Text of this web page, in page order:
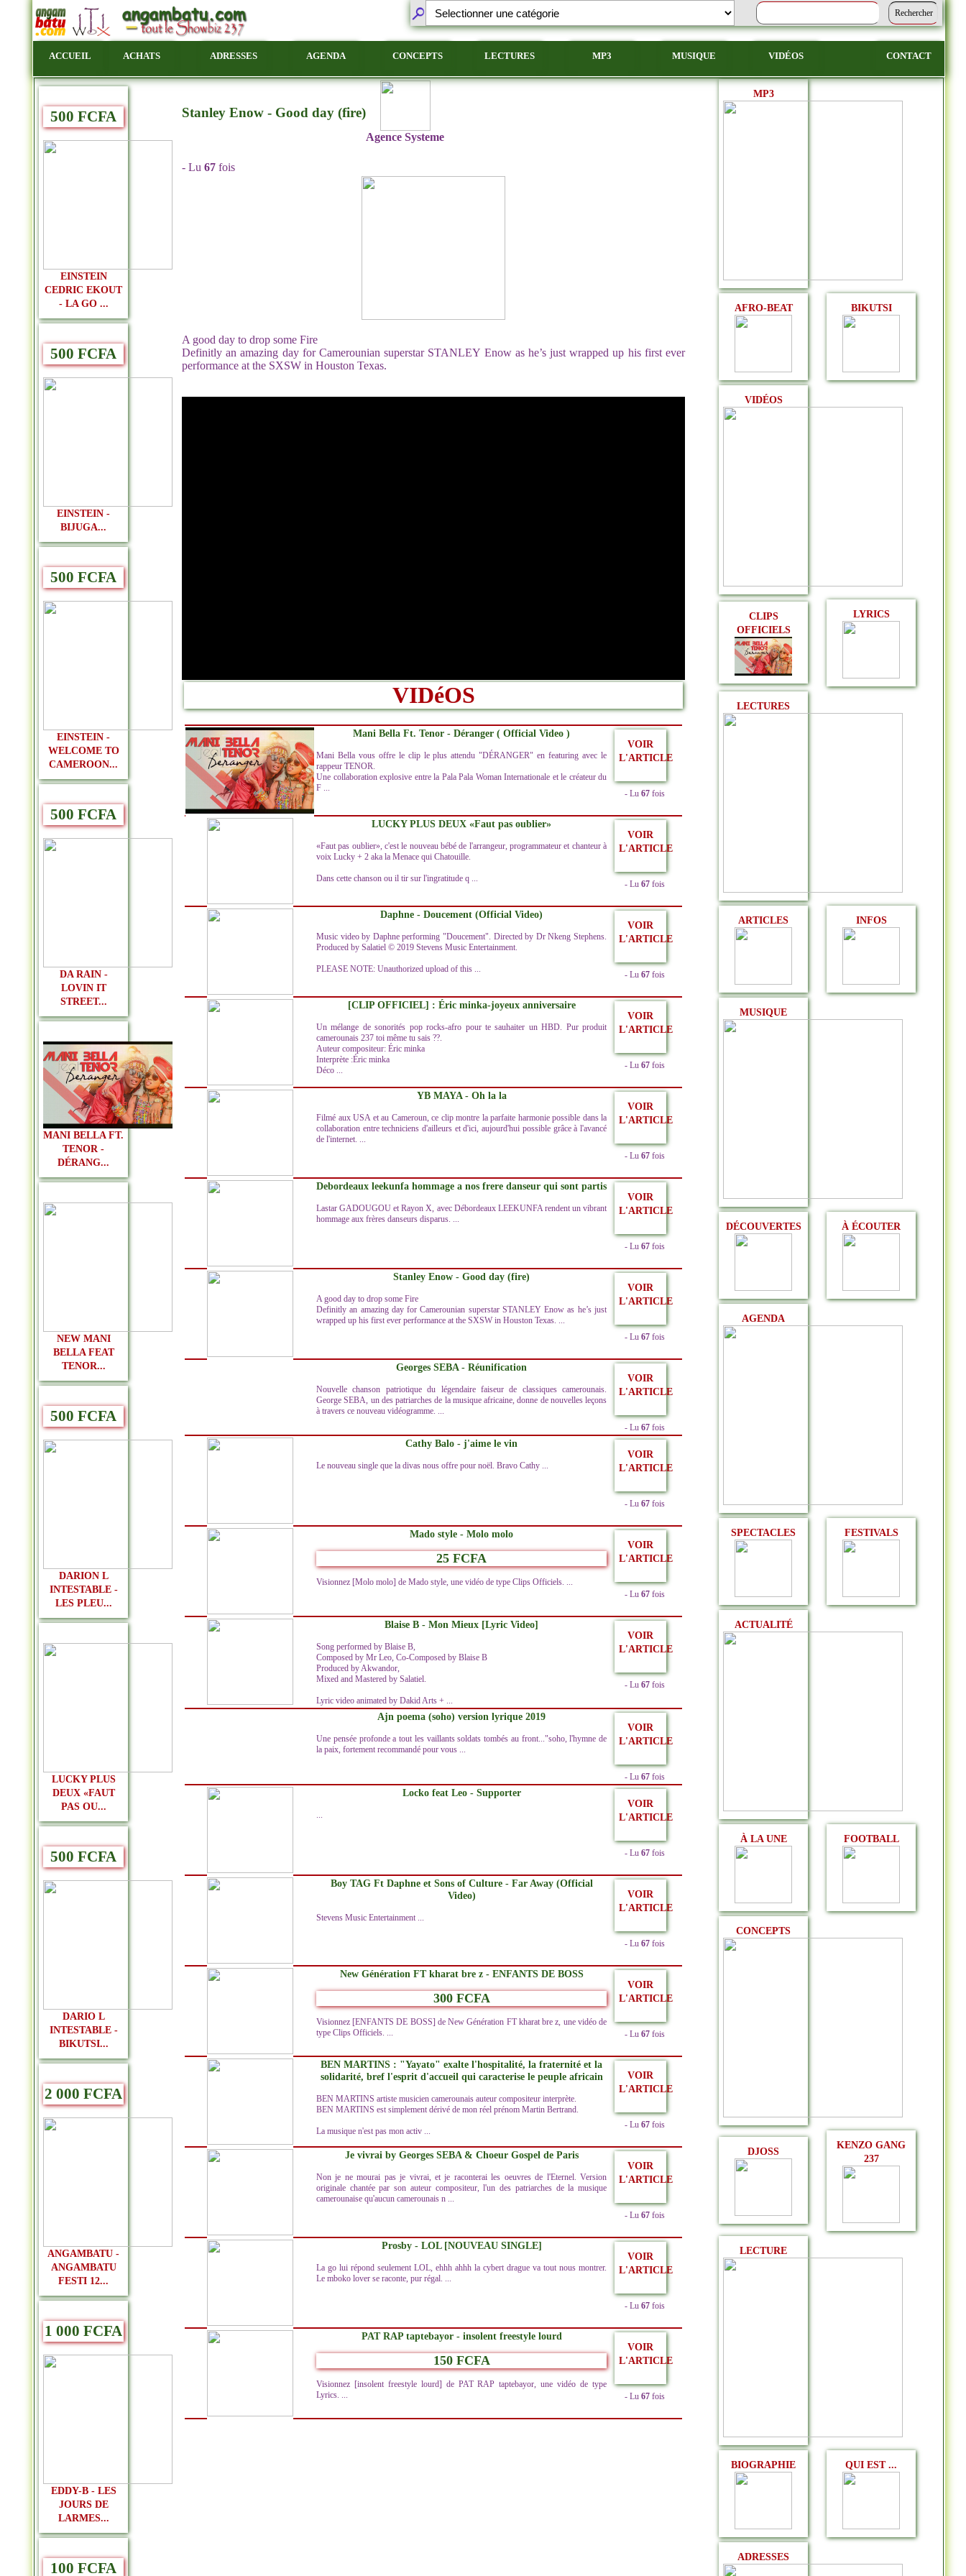
ACCUEIL ACHATS ADRESSES AGENDA CONCEPTS LECTURES MP3 MUSIQUE VIDÉOS CONTACT
500 FCFA
EINSTEIN
CEDRIC EKOUT
- LA GO ...
500 FCFA
EINSTEIN -
BIJUGA...
500 FCFA
EINSTEIN -
WELCOME TO
CAMEROON...
500 FCFA
DA RAIN -
LOVIN IT
STREET...
MANI BELLA FT.
TENOR -
DÉRANG...
NEW MANI
BELLA FEAT
TENOR...
500 FCFA
DARION L
INTESTABLE -
LES PLEU...
LUCKY PLUS
DEUX «FAUT
PAS OU...
500 FCFA
DARIO L
INTESTABLE -
BIKUTSI...
2 000 FCFA
ANGAMBATU -
ANGAMBATU
FESTI 12...
1 000 FCFA
EDDY-B - LES
JOURS DE
LARMES...
100 FCFA
Stanley Enow - Good day (fire)
Agence Systeme
- Lu 67 fois
A good day to drop some Fire
Definitly an amazing day for Camerounian superstar STANLEY Enow as he’s just wrapped up his first ever
performance at the SXSW in Houston Texas.
VIDéOS
Mani Bella Ft. Tenor - Déranger ( Official Video )
Mani Bella vous offre le clip le plus attendu "DÉRANGER" en featuring avec le
rappeur TENOR.
Une collaboration explosive entre la Pala Pala Woman Internationale et le créateur du
F ...
VOIR
L'ARTICLE
- Lu 67 fois
LUCKY PLUS DEUX «Faut pas oublier»
«Faut pas oublier», c'est le nouveau bébé de l'arrangeur, programmateur et chanteur à
voix Lucky + 2 aka la Menace qui Chatouille.
Dans cette chanson ou il tir sur l'ingratitude q ...
VOIR
L'ARTICLE
- Lu 67 fois
Daphne - Doucement (Official Video)
Music video by Daphne performing "Doucement". Directed by Dr Nkeng Stephens.
Produced by Salatiel © 2019 Stevens Music Entertainment.
PLEASE NOTE: Unauthorized upload of this ...
VOIR
L'ARTICLE
- Lu 67 fois
[CLIP OFFICIEL] : Éric minka-joyeux anniversaire
Un mélange de sonorités pop rocks-afro pour te sauhaiter un HBD. Pur produit
camerounais 237 toi même tu sais ??.
Auteur compositeur: Éric minka
Interprète :Éric minka
Déco ...
VOIR
L'ARTICLE
- Lu 67 fois
YB MAYA - Oh la la
Filmé aux USA et au Cameroun, ce clip montre la parfaite harmonie possible dans la
collaboration entre techniciens d'ailleurs et d'ici, aujourd'hui possible grâce à l'avancé
de l'internet. ...
VOIR
L'ARTICLE
- Lu 67 fois
Debordeaux leekunfa hommage a nos frere danseur qui sont partis
Lastar GADOUGOU et Rayon X, avec Débordeaux LEEKUNFA rendent un vibrant
hommage aux frères danseurs disparus. ...
VOIR
L'ARTICLE
- Lu 67 fois
Stanley Enow - Good day (fire)
A good day to drop some Fire
Definitly an amazing day for Camerounian superstar STANLEY Enow as he’s just
wrapped up his first ever performance at the SXSW in Houston Texas. ...
VOIR
L'ARTICLE
- Lu 67 fois
Georges SEBA - Réunification
Nouvelle chanson patriotique du légendaire faiseur de classiques camerounais.
George SEBA, un des patriarches de la musique africaine, donne de nouvelles leçons
à travers ce nouveau vidéogramme. ...
VOIR
L'ARTICLE
- Lu 67 fois
Cathy Balo - j'aime le vin
Le nouveau single que la divas nous offre pour noël. Bravo Cathy ...
VOIR
L'ARTICLE
- Lu 67 fois
Mado style - Molo molo
25 FCFA
Visionnez [Molo molo] de Mado style, une vidéo de type Clips Officiels. ...
VOIR
L'ARTICLE
- Lu 67 fois
Blaise B - Mon Mieux [Lyric Video]
Song performed by Blaise B,
Composed by Mr Leo, Co-Composed by Blaise B
Produced by Akwandor,
Mixed and Mastered by Salatiel.
Lyric video animated by Dakid Arts + ...
VOIR
L'ARTICLE
- Lu 67 fois
Ajn poema (soho) version lyrique 2019
Une pensée profonde a tout les vaillants soldats tombés au front..."soho, l'hymne de
la paix, fortement recommandé pour vous ...
VOIR
L'ARTICLE
- Lu 67 fois
Locko feat Leo - Supporter
...
VOIR
L'ARTICLE
- Lu 67 fois
Boy TAG Ft Daphne et Sons of Culture - Far Away (Official
Video)
Stevens Music Entertainment ...
VOIR
L'ARTICLE
- Lu 67 fois
New Génération FT kharat bre z - ENFANTS DE BOSS
300 FCFA
Visionnez [ENFANTS DE BOSS] de New Génération FT kharat bre z, une vidéo de
type Clips Officiels. ...
VOIR
L'ARTICLE
- Lu 67 fois
BEN MARTINS : "Yayato" exalte l'hospitalité, la fraternité et la
solidarité, bref l'esprit d'accueil qui caracterise le peuple africain
BEN MARTINS artiste musicien camerounais auteur compositeur interprète.
BEN MARTINS est simplement dérivé de mon réel prénom Martin Bertrand.
La musique n'est pas mon activ ...
VOIR
L'ARTICLE
- Lu 67 fois
Je vivrai by Georges SEBA & Choeur Gospel de Paris
Non je ne mourai pas je vivrai, et je raconterai les oeuvres de l'Eternel. Version
originale chantée par son auteur compositeur, l'un des patriarches de la musique
camerounaise qu'aucun camerounais n ...
VOIR
L'ARTICLE
- Lu 67 fois
Prosby - LOL [NOUVEAU SINGLE]
La go lui répond seulement LOL, ehhh ahhh la cybert drague va tout nous montrer.
Le mboko lover se raconte, pur régal. ...
VOIR
L'ARTICLE
- Lu 67 fois
PAT RAP taptebayor - insolent freestyle lourd
150 FCFA
Visionnez [insolent freestyle lourd] de PAT RAP taptebayor, une vidéo de type
Lyrics. ...
VOIR
L'ARTICLE
- Lu 67 fois
MP3
AFRO-BEAT BIKUTSI
VIDÉOS
CLIPS
OFFICIELS
LYRICS
LECTURES
ARTICLES INFOS
MUSIQUE
DÉCOUVERTES À ÉCOUTER
AGENDA
SPECTACLES FESTIVALS
ACTUALITÉ
À LA UNE FOOTBALL
CONCEPTS
DJOSS
KENZO GANG
237
LECTURE
BIOGRAPHIE QUI EST ...
ADRESSES